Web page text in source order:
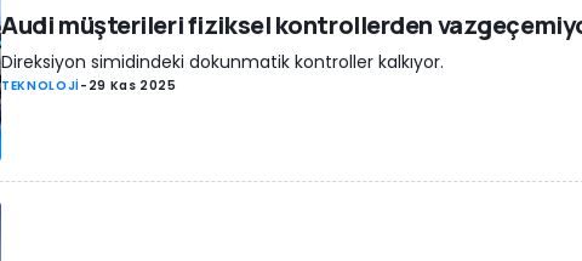
Audi müşterileri fiziksel kontrollerden
Direksiyon simidindeki dokunmatik kontroller kalkıyor.
TEKNOLOJİ- 29 Kas 2025